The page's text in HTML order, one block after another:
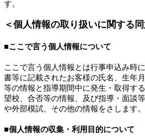
す。
＜個人情報の取り扱いに関する
■ここで言う個人情報について
ここで言う個人情報とは行事申込み時
書等に記載されたお客様の氏名、生年
等の情報と指導期間中に発生・取得す
望校、合否等の情報、及び指導・面談
や外部模試、その他の情報をさします。
■個人情報の収集・利用目的について